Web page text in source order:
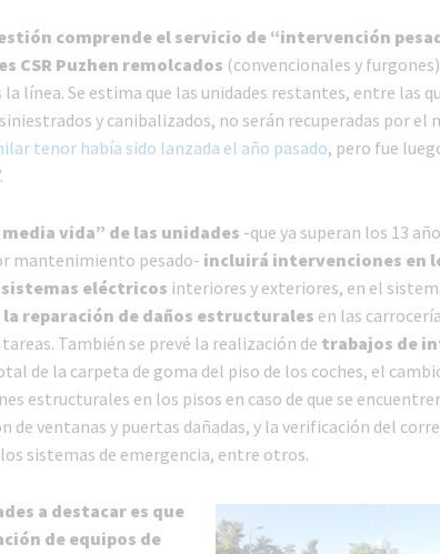
comprende el servicio de “intervención
CSR Puzhen remolcados (convencionales y
línea. Se estima que las unidades restantes, entre las
y canibalizados, no serán recuperadas por el
tenor había sido lanzada el año pasado, pero fue
vida” de las unidades -que ya superan los 13
mantenimiento pesado- incluirá intervenciones en
eléctricos interiores y exteriores, en el
la reparación de daños estructurales en las
También se prevé la realización de trabajos de
de la carpeta de goma del piso de los coches, el
estructurales en los pisos en caso de que se
de ventanas y puertas dañadas, y la verificación del
sistemas de emergencia, entre otros.
a destacar es que
de equipos de